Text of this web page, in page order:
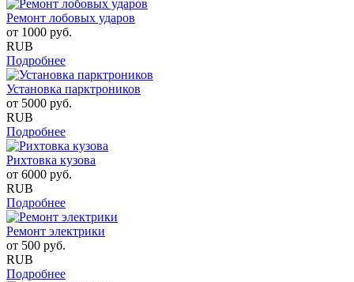
Ремонт лобовых ударов
от 1000 руб.
RUB
Подробнее
Установка парктроников
от 5000 руб.
RUB
Подробнее
Рихтовка кузова
от 6000 руб.
RUB
Подробнее
Ремонт электрики
от 500 руб.
RUB
Подробнее